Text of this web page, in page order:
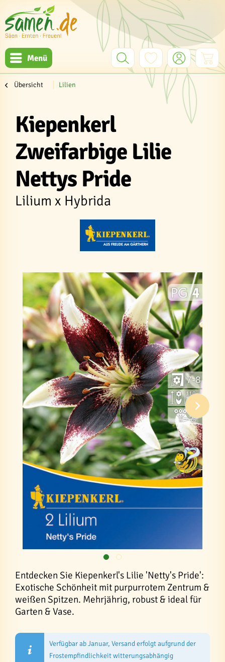
Menü
Übersicht Lilien
Kiepenkerl
Zweifarbige Lilie
Nettys Pride
Lilium x Hybrida
Entdecken Sie Kiepenkerl's Lilie 'Netty's Pride':
Exotische Schönheit mit purpurrotem Zentrum &
weißen Spitzen. Mehrjährig, robust & ideal für
Garten & Vase.
Verfügbar ab Januar, Versand erfolgt aufgrund der
Frostempfindlichkeit witterungsabhängig